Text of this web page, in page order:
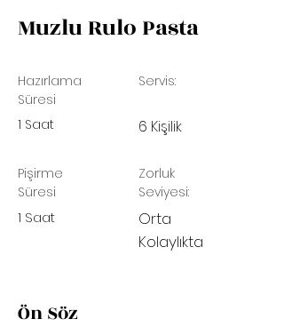
Muzlu Rulo Pasta
Hazırlama
Süresi
1 Saat
Servis:
6 Kişilik
Pişirme
Süresi
1 Saat
Zorluk
Seviyesi:
Orta
Kolaylıkta
Ön Söz